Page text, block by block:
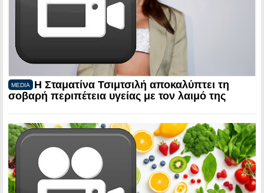
MEDIA
Η Σταματίνα Τσιμτσιλή αποκαλύπτει τη
σοβαρή περιπέτεια υγείας με τον λαιμό της